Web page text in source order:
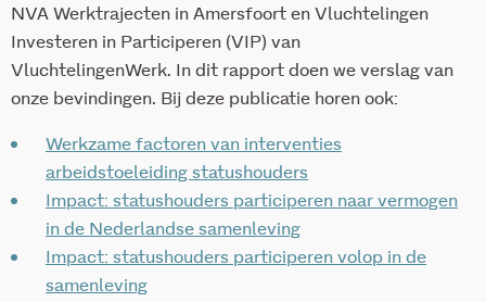
NVA Werktrajecten in Amersfoort en Vluchtelingen
Investeren in Participeren (VIP) van
VluchtelingenWerk. In dit rapport doen we verslag van
onze bevindingen. Bij deze publicatie horen ook:
Werkzame factoren van interventies
arbeidstoeleiding statushouders
Impact: statushouders participeren naar vermogen
in de Nederlandse samenleving
Impact: statushouders participeren volop in de
samenleving